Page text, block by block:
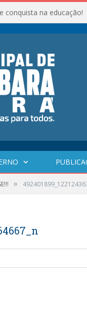
conquista na educação!
»